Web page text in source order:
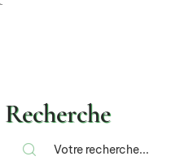
Recherche